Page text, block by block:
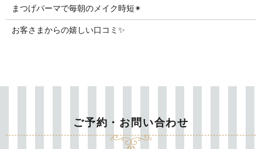
まつげパーマで毎朝のメイク時短✴︎
お客さまからの嬉しい口コミ✨
ご予約・お問い合わせ